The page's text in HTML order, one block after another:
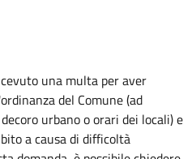
una multa per aver
del Comune (ad
urbano o orari dei locali) e
a causa di difficoltà